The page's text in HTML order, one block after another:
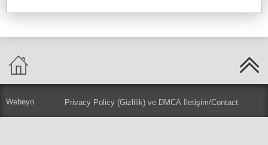
Webeyo Privacy Policy (Gizlilik) ve DMCA İletişim/Contact